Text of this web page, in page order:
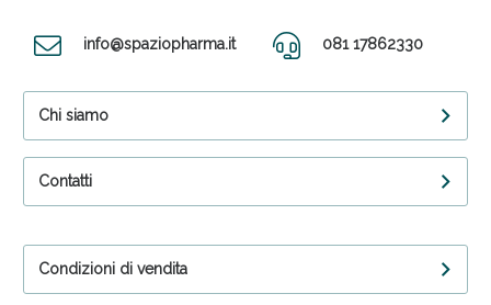
info@spaziopharma.it 081 17862330
Chi siamo
Contatti
Condizioni di vendita